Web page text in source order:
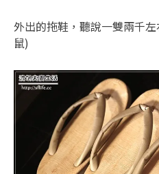
外出的拖鞋，聽說一雙兩千
鼠)